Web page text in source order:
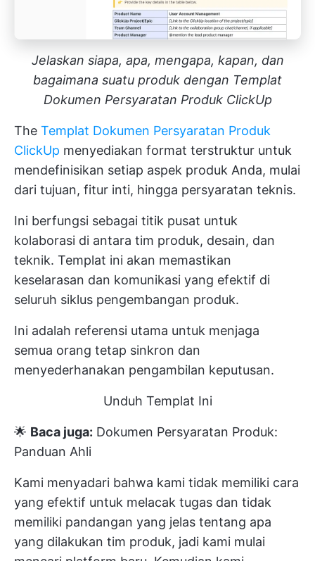
Jelaskan siapa, apa, mengapa, kapan, dan
bagaimana suatu produk dengan Templat
Dokumen Persyaratan Produk ClickUp
The Templat Dokumen Persyaratan Produk
ClickUp menyediakan format terstruktur untuk
mendefinisikan setiap aspek produk Anda, mulai
dari tujuan, fitur inti, hingga persyaratan teknis.
Ini berfungsi sebagai titik pusat untuk
kolaborasi di antara tim produk, desain, dan
teknik. Templat ini akan memastikan
keselarasan dan komunikasi yang efektif di
seluruh siklus pengembangan produk.
Ini adalah referensi utama untuk menjaga
semua orang tetap sinkron dan
menyederhanakan pengambilan keputusan.
Unduh Templat Ini
🌟 Baca juga: Dokumen Persyaratan Produk:
Panduan Ahli
Kami menyadari bahwa kami tidak memiliki cara
yang efektif untuk melacak tugas dan tidak
memiliki pandangan yang jelas tentang apa
yang dilakukan tim produk, jadi kami mulai